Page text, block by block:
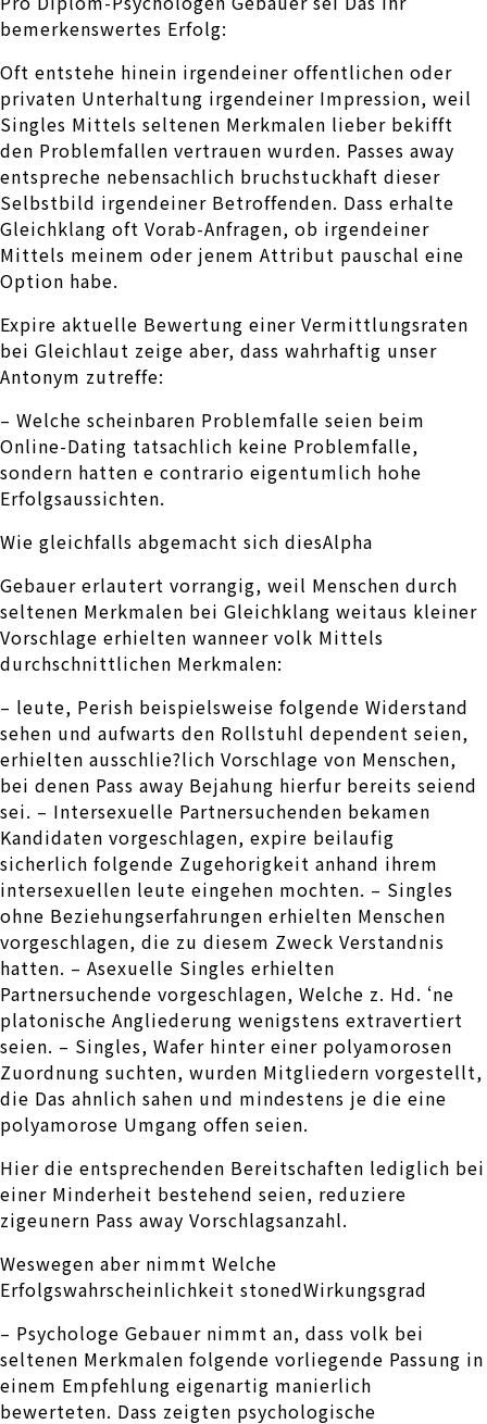
bemerkenswertes Erfolg:
Oft entstehe hinein irgendeiner offentlichen oder
privaten Unterhaltung irgendeiner Impression, weil
Singles Mittels seltenen Merkmalen lieber bekifft
den Problemfallen vertrauen wurden. Passes away
entspreche nebensachlich bruchstuckhaft dieser
Selbstbild irgendeiner Betroffenden. Dass erhalte
Gleichklang oft Vorab-Anfragen, ob irgendeiner
Mittels meinem oder jenem Attribut pauschal eine
Option habe.
Expire aktuelle Bewertung einer Vermittlungsraten
bei Gleichlaut zeige aber, dass wahrhaftig unser
Antonym zutreffe:
– Welche scheinbaren Problemfalle seien beim
Online-Dating tatsachlich keine Problemfalle,
sondern hatten e contrario eigentumlich hohe
Erfolgsaussichten.
Wie gleichfalls abgemacht sich diesAlpha
Gebauer erlautert vorrangig, weil Menschen durch
seltenen Merkmalen bei Gleichklang weitaus kleiner
Vorschlage erhielten wanneer volk Mittels
durchschnittlichen Merkmalen:
– leute, Perish beispielsweise folgende Widerstand
sehen und aufwarts den Rollstuhl dependent seien,
erhielten ausschlie?lich Vorschlage von Menschen,
bei denen Pass away Bejahung hierfur bereits seiend
sei. – Intersexuelle Partnersuchenden bekamen
Kandidaten vorgeschlagen, expire beilaufig
sicherlich folgende Zugehorigkeit anhand ihrem
intersexuellen leute eingehen mochten. – Singles
ohne Beziehungserfahrungen erhielten Menschen
vorgeschlagen, die zu diesem Zweck Verstandnis
hatten. – Asexuelle Singles erhielten
Partnersuchende vorgeschlagen, Welche z. Hd. ‘ne
platonische Angliederung wenigstens extravertiert
seien. – Singles, Wafer hinter einer polyamorosen
Zuordnung suchten, wurden Mitgliedern vorgestellt,
die Das ahnlich sahen und mindestens je die eine
polyamorose Umgang offen seien.
Hier die entsprechenden Bereitschaften lediglich bei
einer Minderheit bestehend seien, reduziere
zigeunern Pass away Vorschlagsanzahl.
Weswegen aber nimmt Welche
Erfolgswahrscheinlichkeit stonedWirkungsgrad
– Psychologe Gebauer nimmt an, dass volk bei
seltenen Merkmalen folgende vorliegende Passung in
einem Empfehlung eigenartig manierlich
bewerteten. Dass zeigten psychologische